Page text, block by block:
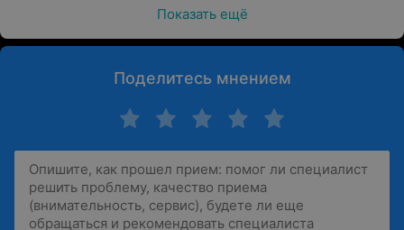
Показать ещё
Поделитесь мнением